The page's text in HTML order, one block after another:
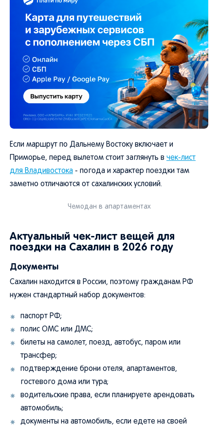
Если маршрут по Дальнему Востоку включает и
Приморье, перед вылетом стоит заглянуть в чек-лист
для Владивостока - погода и характер поездки там
заметно отличаются от сахалинских условий.
Чемодан в апартаментах
Актуальный чек-лист вещей для
поездки на Сахалин в 2026 году
Документы
Сахалин находится в России, поэтому гражданам РФ
нужен стандартный набор документов:
паспорт РФ;
полис ОМС или ДМС;
билеты на самолет, поезд, автобус, паром или
трансфер;
подтверждение брони отеля, апартаментов,
гостевого дома или тура;
водительские права, если планируете арендовать
автомобиль;
документы на автомобиль, если едете на своей